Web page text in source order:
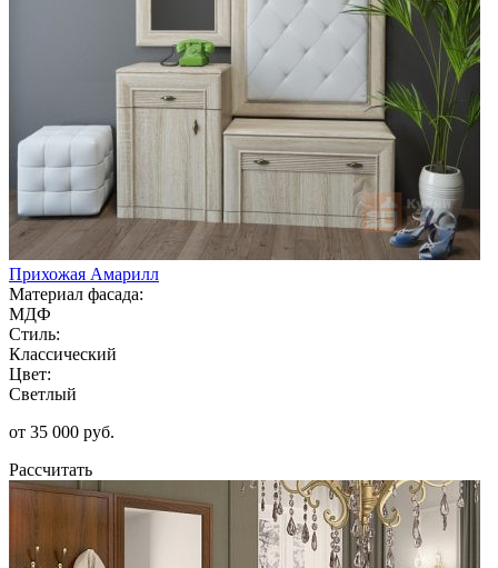
Прихожая Амарилл
Материал фасада:
МДФ
Стиль:
Классический
Цвет:
Светлый
от 35 000 руб.
Рассчитать